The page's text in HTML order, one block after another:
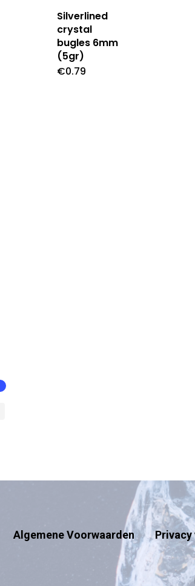
Silverlined
crystal
bugles 6mm
(5gr)
€0.79
Algemene Voorwaarden